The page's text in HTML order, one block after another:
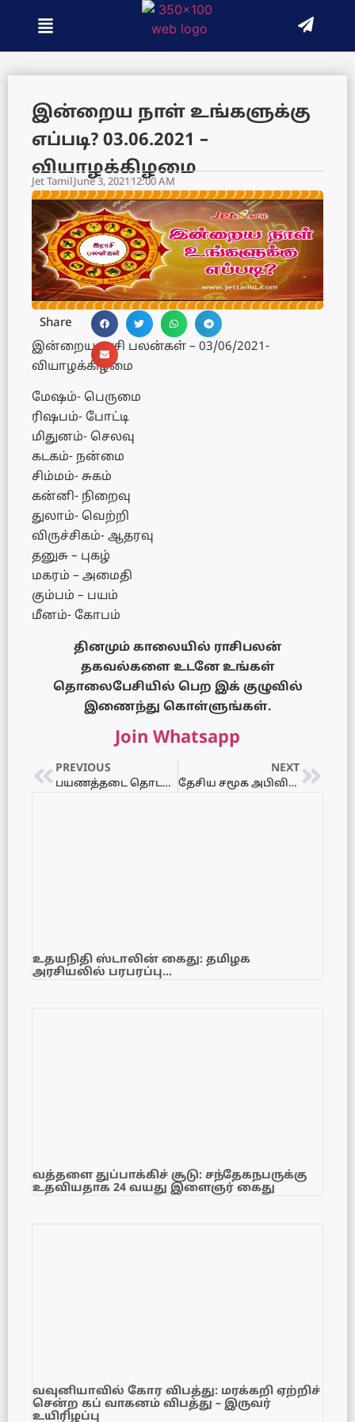
இன்றைய நாள் உங்களுக்கு
எப்படி? 03.06.2021 –
வியாழக்கிழமை
Jet Tamil June 3, 2021 12:00 AM
Share
இன்றைய ராசி பலன்கள் – 03/06/2021-
வியாழக்கிழமை
மேஷம்- பெருமை
ரிஷபம்- போட்டி
மிதுனம்- செலவு
கடகம்- நன்மை
சிம்மம்- சுகம்
கன்னி- நிறைவு
துலாம்- வெற்றி
விருச்சிகம்- ஆதரவு
தனுசு – புகழ்
மகரம் – அமைதி
கும்பம் – பயம்
மீனம்- கோபம்
தினமும் காலையில் ராசிபலன்
தகவல்களை உடனே உங்கள்
தொலைபேசியில் பெற இக் குழுவில்
இணைந்து கொள்ளுங்கள்.
Join Whatsapp
PREVIOUS
பயணத்தடை தொடர்பில் அரசின் அதிரடி அறிவிப்பு வெளியானது…!
NEXT
தேசிய சமூக அபிவிருத்தி நிறுவனம் – 12 வகையான பதவி வெற்றிடங்கள்..!
உதயநிதி ஸ்டாலின் கைது: தமிழக
அரசியலில் பரபரப்பு…
வத்தளை துப்பாக்கிச் சூடு: சந்தேகநபருக்கு
உதவியதாக 24 வயது இளைஞர் கைது
வவுனியாவில் கோர விபத்து: மரக்கறி ஏற்றிச்
சென்ற கப் வாகனம் விபத்து – இருவர்
உயிரிழப்பு